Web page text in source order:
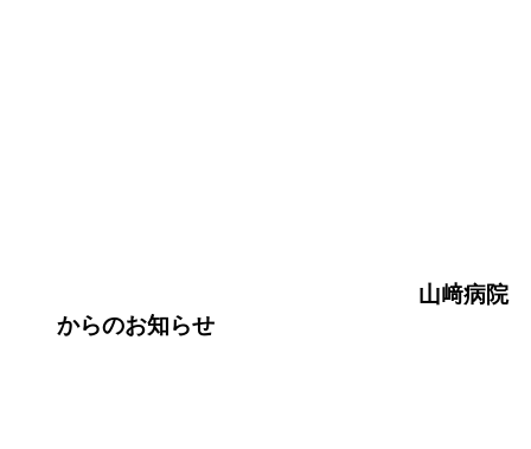
山﨑病院
からのお知らせ